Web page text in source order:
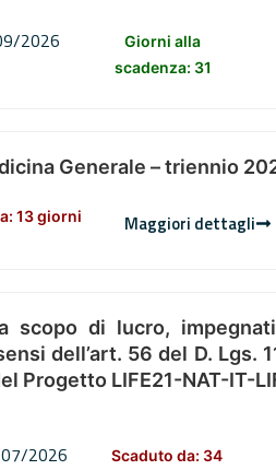
2026
Giorni alla
scadenza: 31
Generale – triennio
13 giorni Maggiori dettagli
scopo di lucro,
dell’art. 56 del D. Lgs.
LIFE21-NAT-IT-
2026
Scaduto da: 34